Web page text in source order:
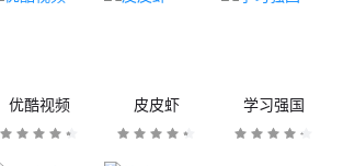
优酷视频 皮皮虾 学习强国